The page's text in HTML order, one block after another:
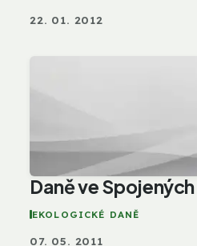
22. 01. 2012
Daně ve
EKOLOGICKÉ DANĚ
07. 05. 2011